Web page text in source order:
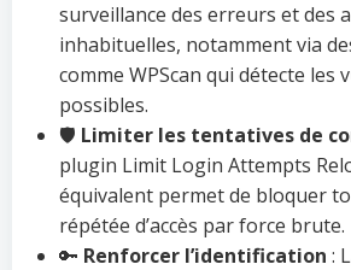
surveillance des erreurs et des
inhabituelles, notamment via
comme WPScan qui détecte les
possibles.
🛡️ Limiter les tentatives de
plugin Limit Login Attempts
équivalent permet de bloquer
répétée d’accès par force brute.
🔑 Renforcer l’identification :